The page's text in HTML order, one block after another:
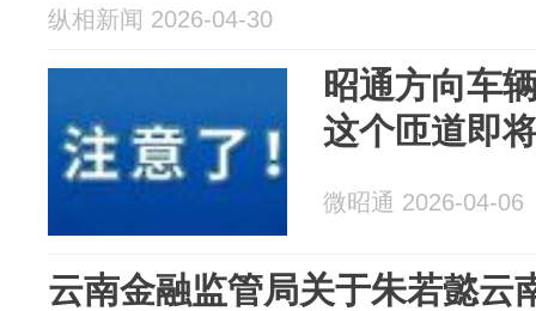
纵相新闻 2026-04-30
昭通方向车
这个匝道即
微昭通 2026-04-06
云南金融监管局关于朱若懿云